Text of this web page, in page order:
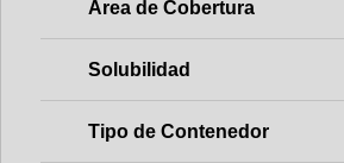
Área de Cobertura
Solubilidad
Tipo de Contenedor